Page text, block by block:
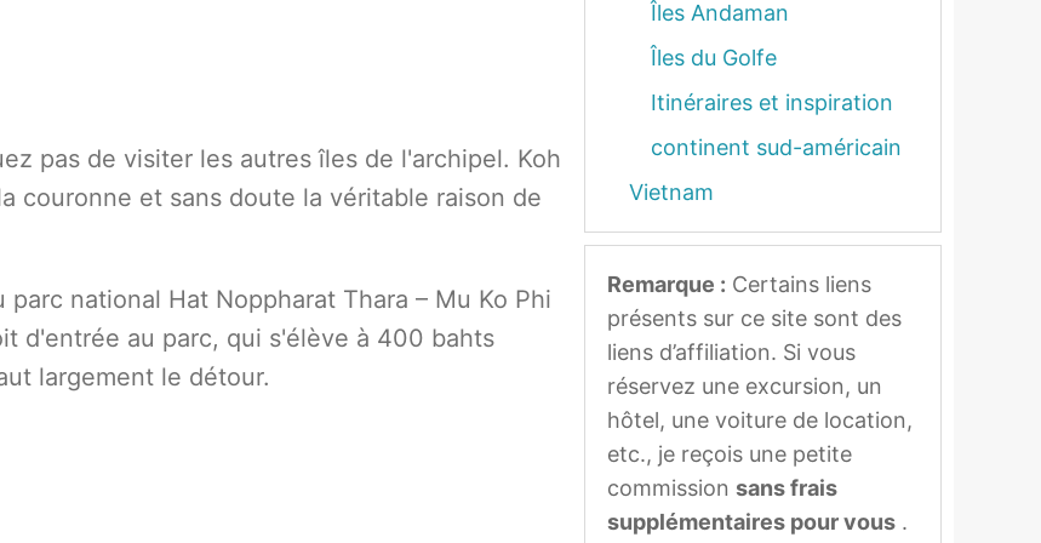
pas de visiter les autres îles de l'archipel. Koh
couronne et sans doute la véritable raison de
national Hat Noppharat Thara – Mu Ko Phi
d'entrée au parc, qui s'élève à 400 bahts
largement le détour.
Îles Andaman
Îles du Golfe
Itinéraires et inspiration
continent sud-américain
Vietnam
Remarque : Certains liens
présents sur ce site sont des
liens d’affiliation. Si vous
réservez une excursion, un
hôtel, une voiture de location,
etc., je reçois une petite
commission sans frais
supplémentaires pour vous .